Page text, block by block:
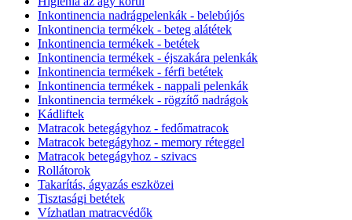
Inkontinencia nadrágpelenkák - belebújós
Inkontinencia termékek - beteg alátétek
Inkontinencia termékek - betétek
Inkontinencia termékek - éjszakára pelenkák
Inkontinencia termékek - férfi betétek
Inkontinencia termékek - nappali pelenkák
Inkontinencia termékek - rögzítő nadrágok
Kádliftek
Matracok betegágyhoz - fedőmatracok
Matracok betegágyhoz - memory réteggel
Matracok betegágyhoz - szivacs
Rollátorok
Takarítás, ágyazás eszközei
Tisztasági betétek
Vízhatlan matracvédők